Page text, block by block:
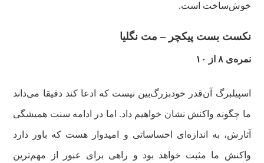
خوش‌ساخت است.
نکست بست پیکچر – مت نگلیا
نمره‌ی ۸ از ۱۰
اسپیلبرگ آن‌قدر خودبزرگ‌بین نیست که ادعا کند دقیقا می‌داند
ما چگونه واکنش نشان خواهیم داد. اما در ادامه سنت همیشگی
آثارش، به اندازه‌ای احساساتی و امیدوار هست که باور دارد
واکنش ما مثبت خواهد بود و راهی برای عبور از مهم‌ترین